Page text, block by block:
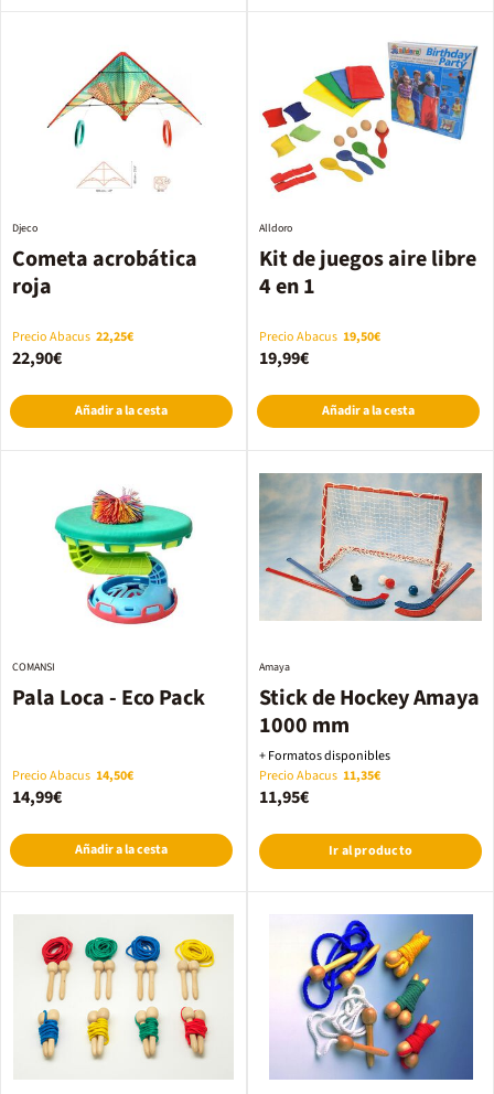
Cometa acrobática
roja
Djeco
Precio Abacus 22,25€
22,90€
Añadir a la cesta
Kit de juegos aire libre
4 en 1
Alldoro
Precio Abacus 19,50€
19,99€
Añadir a la cesta
Pala Loca - Eco Pack
COMANSI
Precio Abacus 14,50€
14,99€
Añadir a la cesta
Stick de Hockey Amaya
1000 mm
Amaya
+ Formatos disponibles
Precio Abacus 11,35€
11,95€
Ir al producto